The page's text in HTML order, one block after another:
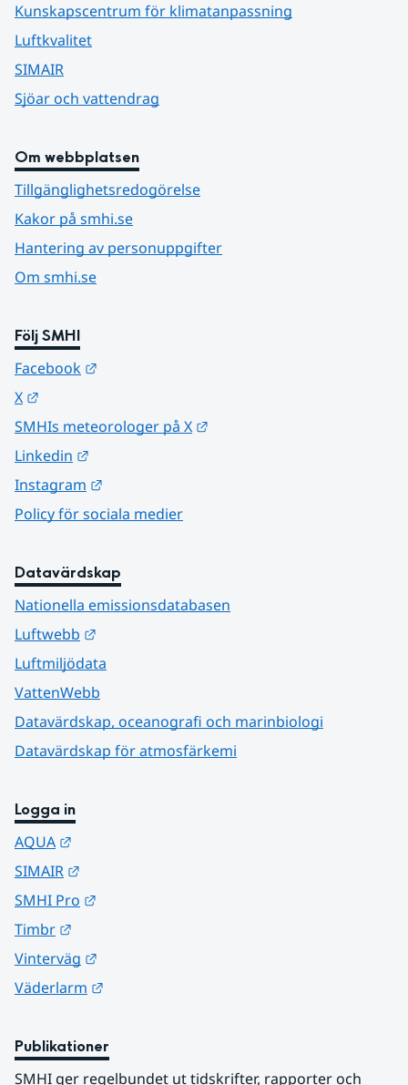
Kunskapscentrum för klimatanpassning
Luftkvalitet
SIMAIR
Sjöar och vattendrag
Om webbplatsen
Tillgänglighetsredogörelse
Kakor på smhi.se
Hantering av personuppgifter
Om smhi.se
Följ SMHI
Facebook
X
SMHIs meteorologer på X
Linkedin
Instagram
Policy för sociala medier
Datavärdskap
Nationella emissionsdatabasen
Luftwebb
Luftmiljödata
VattenWebb
Datavärdskap, oceanografi och marinbiologi
Datavärdskap för atmosfärkemi
Logga in
AQUA
SIMAIR
SMHI Pro
Timbr
Vinterväg
Väderlarm
Publikationer
SMHI ger regelbundet ut tidskrifter, rapporter och